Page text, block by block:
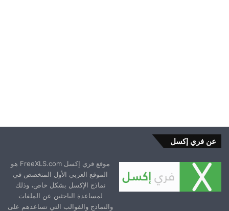
عن فري إكسل
موقع فري إكسل FreeXLS.com هو
الموقع العربي الأول المتخصص في
نماذج الإكسل بشكل خاص، وذلك
لمساعدة الباحثين عن الملفات
والنماذج والقوالب التي تساعدهم على